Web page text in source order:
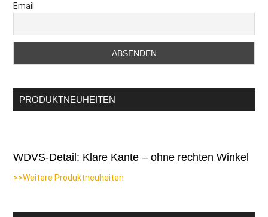
Email
PRODUKTNEUHEITEN
WDVS-Detail: Klare Kante – ohne rechten Winkel
>>Weitere Produktneuheiten